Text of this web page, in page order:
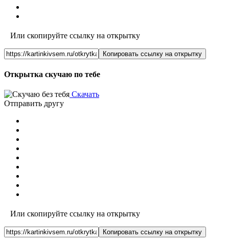
Или скопируйте ссылку на открытку
Копировать ссылку на открытку
Открытка скучаю по тебе
Скачать
Отправить другу
Или скопируйте ссылку на открытку
Копировать ссылку на открытку